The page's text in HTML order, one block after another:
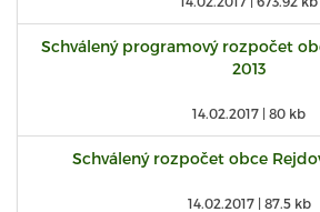
Schválený programový rozpočet
2013
14.02.2017 | 80 kb
Schválený rozpočet obce
14.02.2017 | 87.5 kb